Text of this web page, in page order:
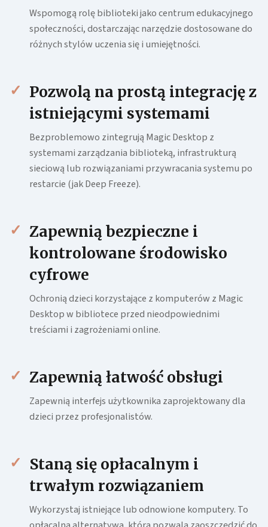
Wspomogą rolę biblioteki jako centrum edukacyjnego
społeczności, dostarczając narzędzie dostosowane do
różnych stylów uczenia się i umiejętności.
Pozwolą na prostą integrację z
istniejącymi systemami
Bezproblemowo zintegrują Magic Desktop z
systemami zarządzania biblioteką, infrastrukturą
sieciową lub rozwiązaniami przywracania systemu po
restarcie (jak Deep Freeze).
Zapewnią bezpieczne i
kontrolowane środowisko
cyfrowe
Ochronią dzieci korzystające z komputerów z Magic
Desktop w bibliotece przed nieodpowiednimi
treściami i zagrożeniami online.
Zapewnią łatwość obsługi
Zapewnią interfejs użytkownika zaprojektowany dla
dzieci przez profesjonalistów.
Staną się opłacalnym i
trwałym rozwiązaniem
Wykorzystaj istniejące lub odnowione komputery. To